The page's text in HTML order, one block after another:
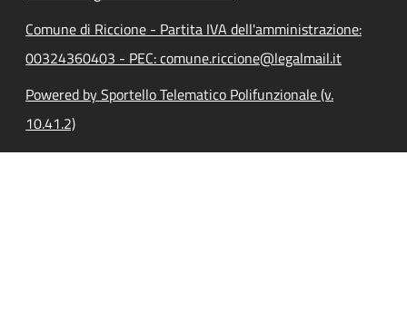
Comune di Riccione - Partita IVA dell'amministrazione:
00324360403 - PEC: comune.riccione@legalmail.it
Powered by Sportello Telematico Polifunzionale (v.
10.41.2)